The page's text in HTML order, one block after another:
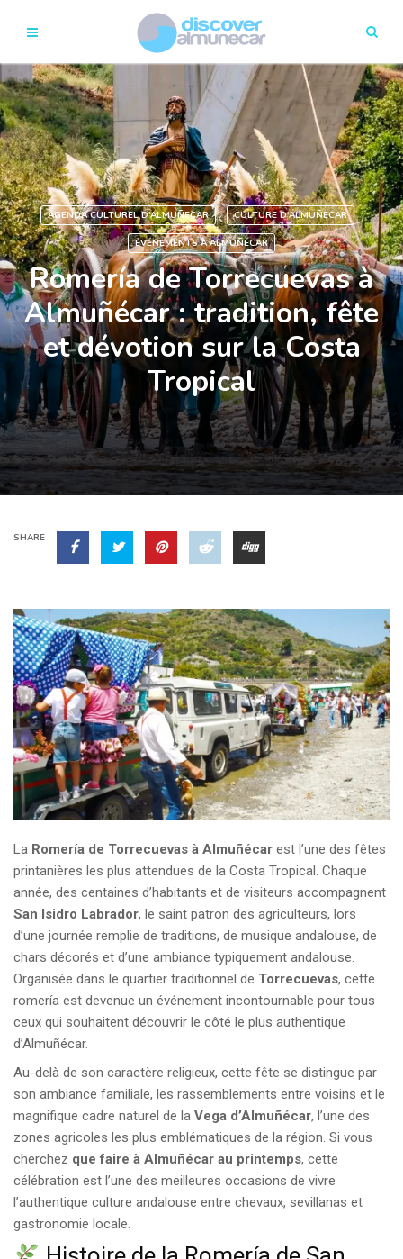
AGENDA CULTUREL D'ALMUÑECAR CULTURE D'ALMUÑECAR
ÉVÉNEMENTS À ALMUÑÉCAR
Romería de Torrecuevas à
Almuñécar : tradition, fête
et dévotion sur la Costa
Tropical
SHARE
La Romería de Torrecuevas à Almuñécar est l’une des fêtes
printanières les plus attendues de la Costa Tropical. Chaque
année, des centaines d’habitants et de visiteurs accompagnent
San Isidro Labrador, le saint patron des agriculteurs, lors
d’une journée remplie de traditions, de musique andalouse, de
chars décorés et d’une ambiance typiquement andalouse.
Organisée dans le quartier traditionnel de Torrecuevas, cette
romería est devenue un événement incontournable pour tous
ceux qui souhaitent découvrir le côté le plus authentique
d’Almuñécar.
Au-delà de son caractère religieux, cette fête se distingue par
son ambiance familiale, les rassemblements entre voisins et le
magnifique cadre naturel de la Vega d’Almuñécar, l’une des
zones agricoles les plus emblématiques de la région. Si vous
cherchez que faire à Almuñécar au printemps, cette
célébration est l’une des meilleures occasions de vivre
l’authentique culture andalouse entre chevaux, sevillanas et
gastronomie locale.